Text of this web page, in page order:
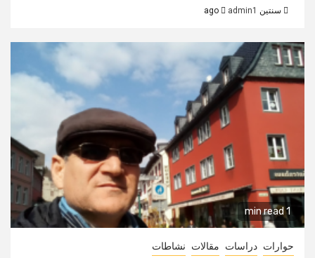
سنتين ago admin1
1 min read
حوارات دراسات مقالات نشاطات